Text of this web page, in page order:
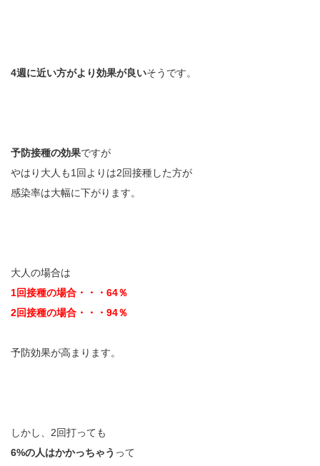
4週に近い方がより効果が良いそうです。
予防接種の効果ですが
やはり大人も1回よりは2回接種した方が
感染率は大幅に下がります。
大人の場合は
1回接種の場合・・・64％
2回接種の場合・・・94％
予防効果が高まります。
しかし、2回打っても
6%の人はかかっちゃう って